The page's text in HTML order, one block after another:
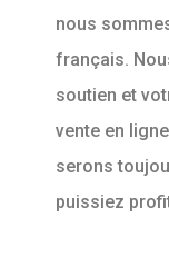
nous
français.
soutien et
vente en
serons
puissiez